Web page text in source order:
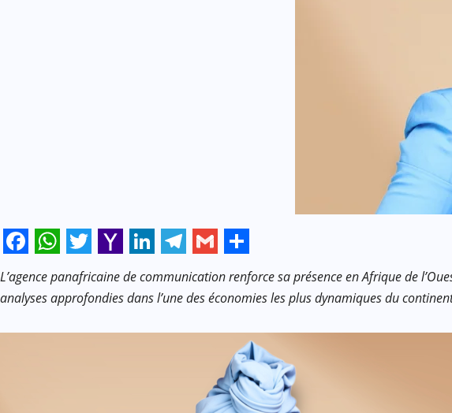
Facebook
WhatsApp
Twitter
Yahoo
Mail
LinkedIn
Telegram
Gmail
Share
L’agence panafricaine de communication renforce sa présence en Afrique de
analyses approfondies dans l’une des économies les plus dynamiques du